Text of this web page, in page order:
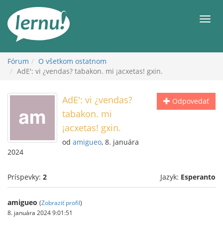
obsah
Fórum
O všetkom ostatnom
AdE': vi ¿vendas? tabakon. mi ¡acxetas! gxin.
Odpovedať
AdE': vi ¿vendas?
tabakon. mi
¡acxetas! gxin.
od amigueo, 8. januára
2024
Príspevky: 2 Jazyk: Esperanto
amigueo (Zobraziť profil)
8. januára 2024 9:01:51